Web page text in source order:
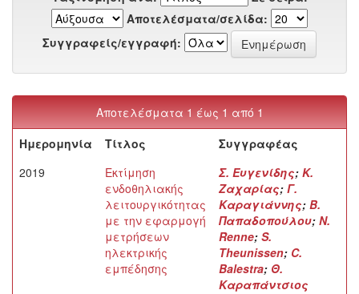
Αποτελέσματα/σελίδα:
Συγγραφείς/εγγραφή:
Αποτελέσματα 1 έως 1 από 1
Ημερομηνία
Τίτλος
Συγγραφέας
2019
Εκτίμηση
ενδοθηλιακής
λειτουργικότητας
με την εφαρμογή
μετρήσεων
ηλεκτρικής
εμπέδησης
Σ. Ευγενίδης; Κ.
Ζαχαρίας; Γ.
Καραγιάννης; Β.
Παπαδοπούλου; N.
Renne; S.
Theunissen; C.
Balestra; Θ.
Καραπάντσιος